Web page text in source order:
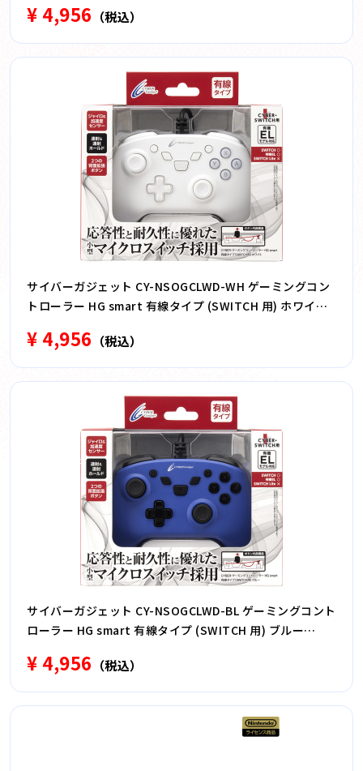
¥ 4,956 （税込）
サイバーガジェット CY-NSOGCLWD-WH ゲーミングコン
トローラー HG smart 有線タイプ (SWITCH 用) ホワイト
¥ 4,956 （税込）
サイバーガジェット CY-NSOGCLWD-BL ゲーミングコント
ローラー HG smart 有線タイプ (SWITCH 用) ブルー
¥ 4,956 （税込）